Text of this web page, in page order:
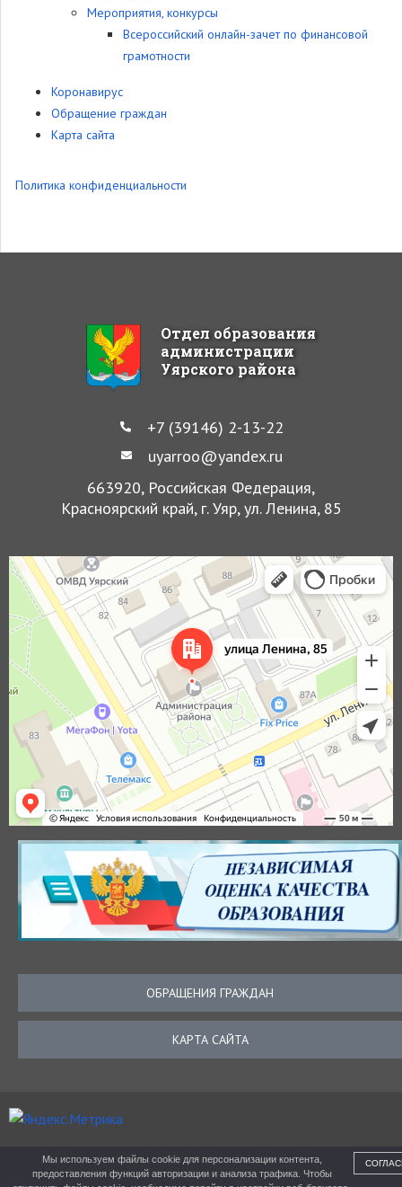
Мероприятия, конкурсы
Всероссийский онлайн-зачет по финансовой
грамотности
Коронавирус
Обращение граждан
Карта сайта
Политика конфиденциальности
Отдел образования
администрации
Уярского района
+7 (39146) 2-13-22
uyarroo@yandex.ru
663920, Российская Федерация,
Красноярский край, г. Уяр, ул. Ленина, 85
Уяр
Улица Ленина, 85 — Яндекс Карты
ОБРАЩЕНИЯ ГРАЖДАН
КАРТА САЙТА
Мы используем файлы cookie для персонализации контента,
предоставления функций авторизации и анализа трафика. Чтобы